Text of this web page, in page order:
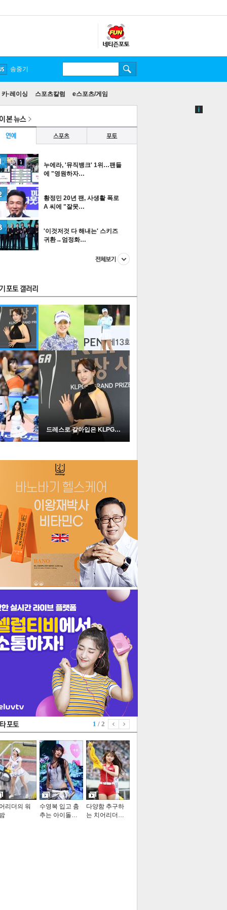
카·레이싱 스포츠칼럼 e스포츠/게임
송중기
본 뉴스
스포츠 포토
누에라, '뮤직뱅크' 1위…팬들
에 "영원하자…
황정민 20년 팬, 사생활 폭로
A 씨에 "잘못…
'이것저것 다 해내는' 스키즈
귀환→엄정화…
더보기
포토
드레스로 갈아입은 KLPGA …
1 / 2
리더의 워
수영복 입고 춤
추는 아이돌…
다양함 추구하
는 치어리더…